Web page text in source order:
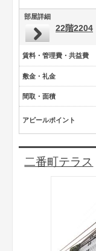
部屋詳細
22階2204
賃料・管理費・共益費
敷金・礼金
間取・面積
アピールポイント
二番町テラス